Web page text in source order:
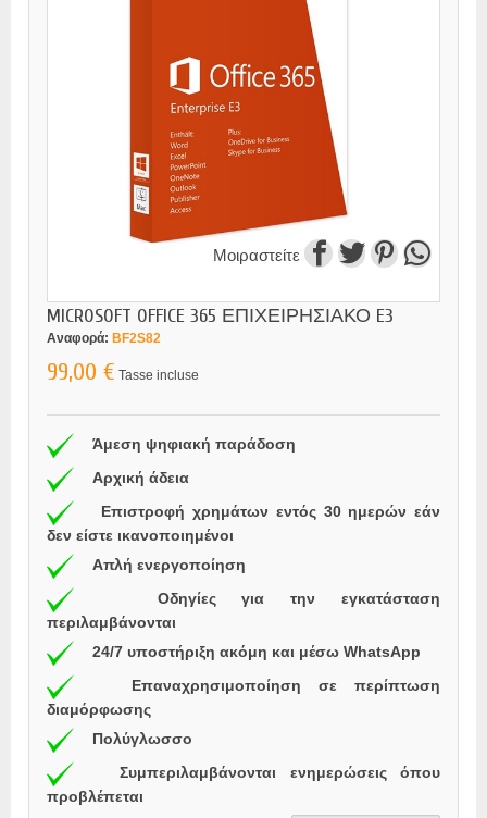
Μοιραστείτε
MICROSOFT OFFICE 365 ΕΠΙΧΕΙΡΗΣΙΑΚΟ E3
Αναφορά: BF2S82
99,00 € Tasse incluse
Άμεση ψηφιακή παράδοση
Αρχική άδεια
Επιστροφή χρημάτων εντός 30 ημερών εάν
δεν είστε ικανοποιημένοι
Απλή ενεργοποίηση
Οδηγίες για την εγκατάσταση
περιλαμβάνονται
24/7 υποστήριξη ακόμη και μέσω WhatsApp
Επαναχρησιμοποίηση σε περίπτωση
διαμόρφωσης
Πολύγλωσσο
Συμπεριλαμβάνονται ενημερώσεις όπου
προβλέπεται